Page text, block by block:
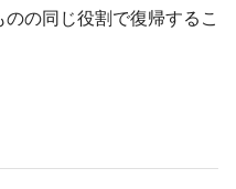
の同じ役割で復帰するこ